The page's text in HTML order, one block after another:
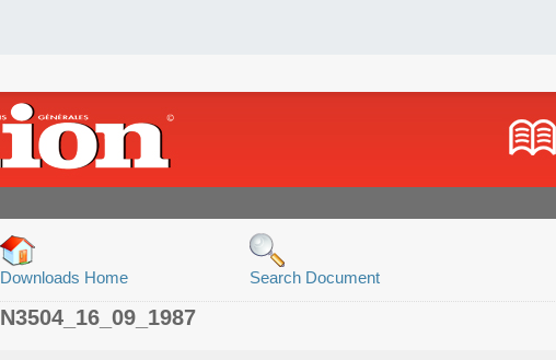
Downloads Home Search Document
N3504_16_09_1987